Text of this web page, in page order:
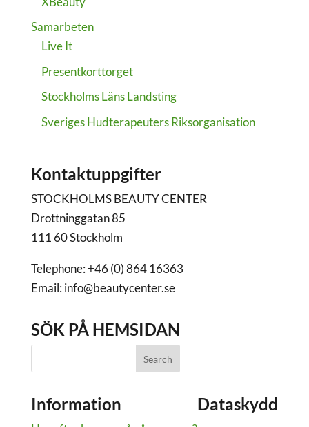
Samarbeten
Live It
Presentkorttorget
Stockholms Läns Landsting
Sveriges Hudterapeuters Riksorganisation
Kontaktuppgifter
STOCKHOLMS BEAUTY CENTER
Drottninggatan 85
111 60 Stockholm
Telephone: +46 (0) 864 16363
Email: info@beautycenter.se
SÖK PÅ HEMSIDAN
Information Dataskydd